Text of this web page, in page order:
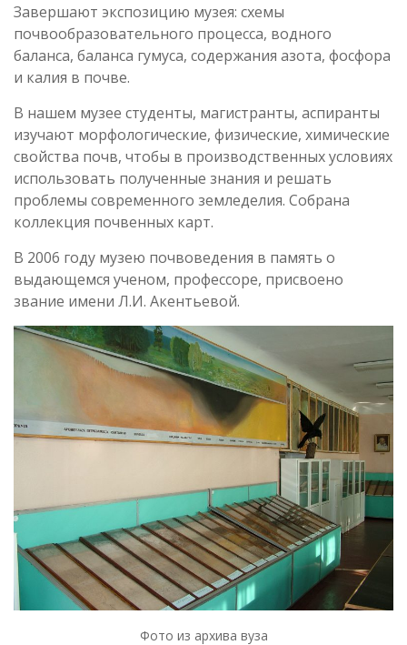
Завершают экспозицию музея: схемы
почвообразовательного процесса, водного
баланса, баланса гумуса, содержания азота, фосфора
и калия в почве.
В нашем музее студенты, магистранты, аспиранты
изучают морфологические, физические, химические
свойства почв, чтобы в производственных условиях
использовать полученные знания и решать
проблемы современного земледелия. Собрана
коллекция почвенных карт.
В 2006 году музею почвоведения в память о
выдающемся ученом, профессоре, присвоено
звание имени Л.И. Акентьевой.
Фото из архива вуза